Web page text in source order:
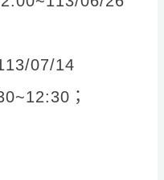
07/14
；